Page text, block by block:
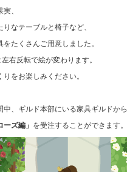
、
なテーブルと椅子など、
たくさんご用意しました。
右反転で絵が変わります。
をお楽しみください。
、ギルド本部にいる家具ギルドから
ーズ編」 を受注することができます。